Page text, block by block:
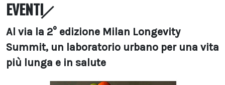
EVENTI
Al via la 2° edizione Milan Longevity
Summit, un laboratorio urbano per una vita
più lunga e in salute